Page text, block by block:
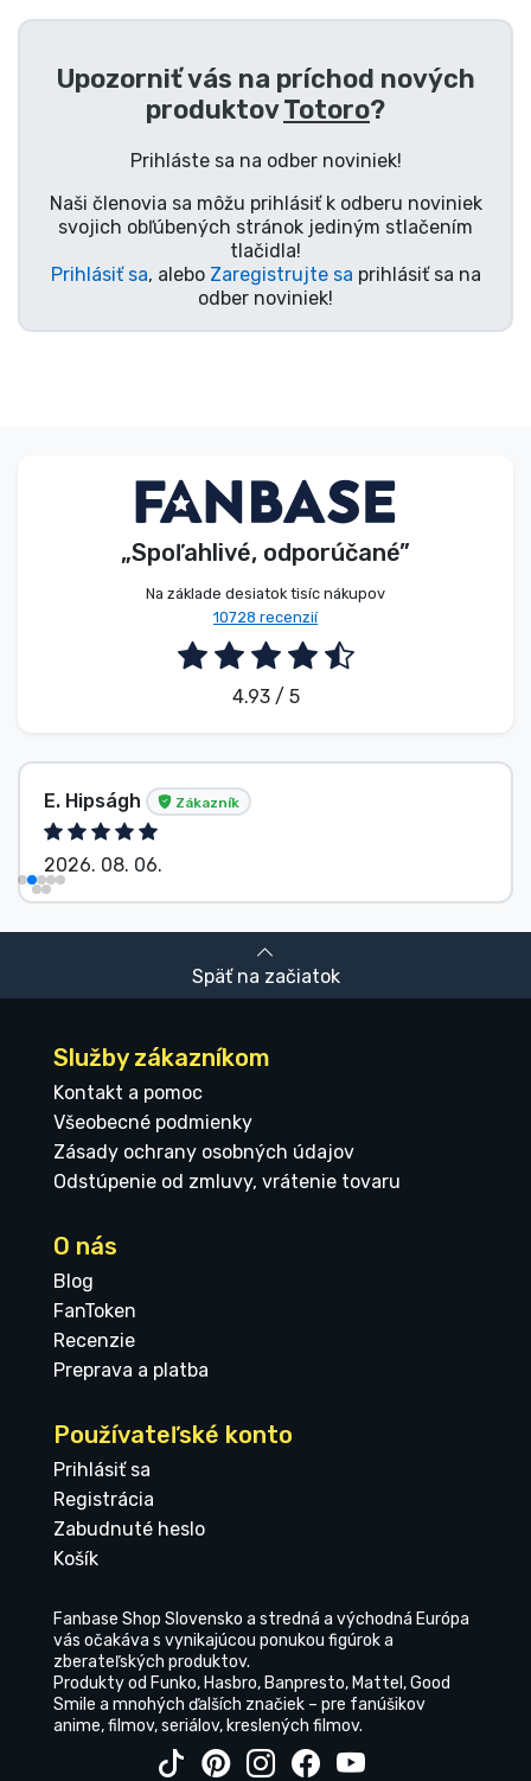
Upozorniť vás na príchod nových
produktovTotoro?
Prihláste sa na odber noviniek!
Naši členovia sa môžu prihlásiť k odberu noviniek
svojich obľúbených stránok jediným stlačením
tlačidla!
Prihlásiť sa, alebo Zaregistrujte sa prihlásiť sa na
odber noviniek!
„Spoľahlivé, odporúčané”
Na základe desiatok tisíc nákupov
10728 recenzií
4.93 / 5
E. Hipságh Zákazník
2026. 08. 06.
Späť na začiatok
Služby zákazníkom
Kontakt a pomoc
Všeobecné podmienky
Zásady ochrany osobných údajov
Odstúpenie od zmluvy, vrátenie tovaru
O nás
Blog
FanToken
Recenzie
Preprava a platba
Používateľské konto
Prihlásiť sa
Registrácia
Zabudnuté heslo
Košík
Fanbase Shop Slovensko a stredná a východná Európa
vás očakáva s vynikajúcou ponukou figúrok a
zberateľských produktov.
Produkty od Funko, Hasbro, Banpresto, Mattel, Good
Smile a mnohých ďalších značiek – pre fanúšikov
anime, filmov, seriálov, kreslených filmov.